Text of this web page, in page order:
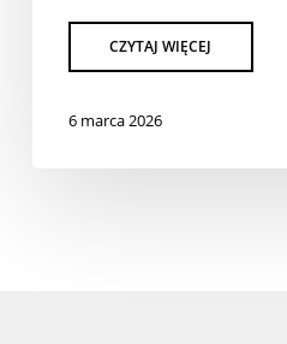
6 marca 2026